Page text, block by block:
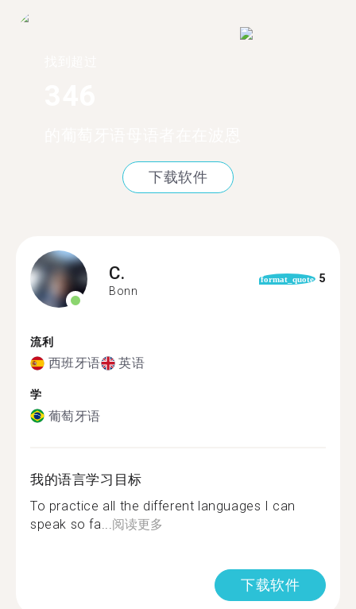
下载软件
C.
Bonn
format_quote 5
流利
西班牙语 英语
学
葡萄牙语
我的语言学习目标
To practice all the different languages I can
speak so fa... 阅读更多
下载软件